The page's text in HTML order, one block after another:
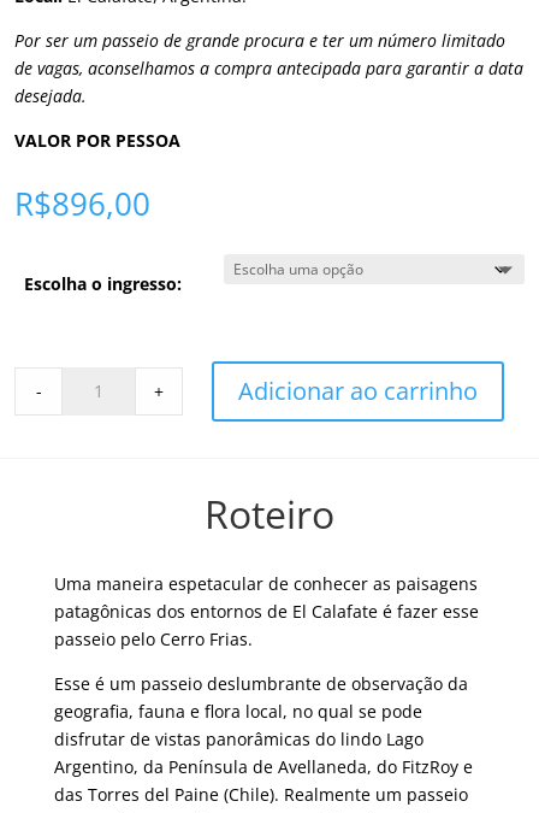
Por ser um passeio de grande procura e ter um número limitado
de vagas, aconselhamos a compra antecipada para garantir a data
desejada.
VALOR POR PESSOA
R$896,00
Escolha o ingresso:
quantity
- + Adicionar ao carrinho
Roteiro
Uma maneira espetacular de conhecer as paisagens
patagônicas dos entornos de El Calafate é fazer esse
passeio pelo Cerro Frias.
Esse é um passeio deslumbrante de observação da
geografia, fauna e flora local, no qual se pode
disfrutar de vistas panorâmicas do lindo Lago
Argentino, da Península de Avellaneda, do FitzRoy e
das Torres del Paine (Chile). Realmente um passeio